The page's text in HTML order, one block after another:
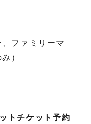
ファミリーマ
）
トチケット予約